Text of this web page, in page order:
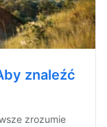
znaleźć
zrozumie